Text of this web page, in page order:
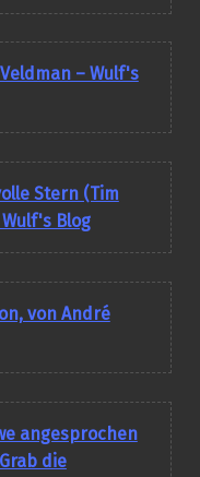
– Wulf's
Stern (Tim
Blog
von André
angesprochen
die